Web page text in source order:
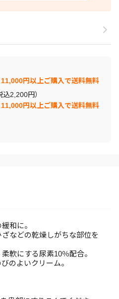
円以上ご購入で送料無料
2,200円）
円以上ご購入で送料無料
和に。
などの乾燥しがちな部位を
軟にする尿素10％配合。
のよいクリーム。